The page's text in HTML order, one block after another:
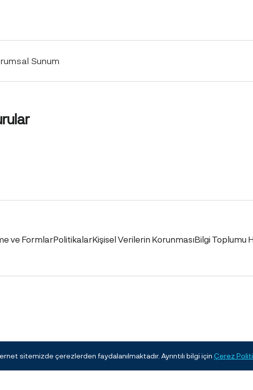
Sunum
ve FormlarPolitikalarKişisel Verilerin KorunmasıBilgi Toplumu
sitemizde çerezlerden faydalanılmaktadır. Ayrıntılı bilgi için Çerez